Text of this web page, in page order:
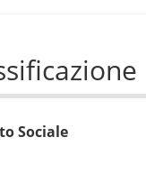
Sociale